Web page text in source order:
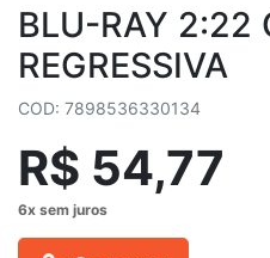
BLU-RAY 2:22
REGRESSIVA
COD: 7898536330134
R$ 54,77